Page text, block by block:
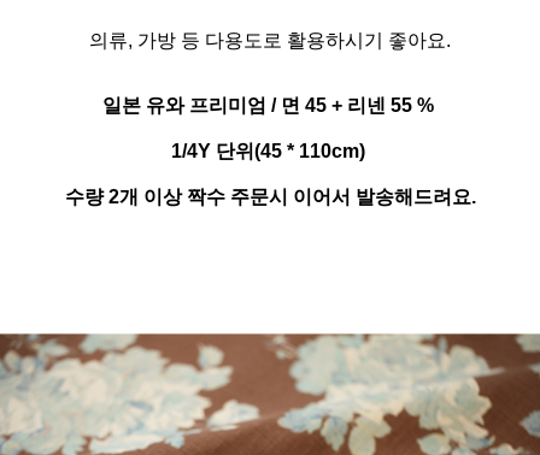
의류, 가방 등 다용도로 활용하시기 좋아요.
일본 유와 프리미엄 / 면 45 + 리넨 55 %
1/4Y 단위(45 * 110cm)
수량 2개 이상 짝수 주문시 이어서 발송해드려요.